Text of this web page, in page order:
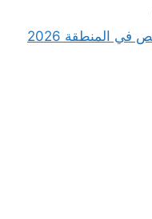
مظلات حدائق للبيع الرياض الأرخص في المنطقة 2026